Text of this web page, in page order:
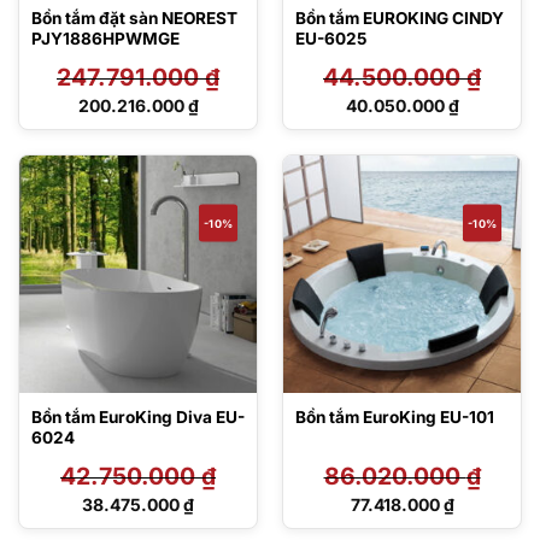
Bồn tắm đặt sàn NEOREST
PJY1886HPWMGE
247.791.000₫
Giá
247.791.000 ₫.
200.216.000₫
Giá
tại
là:
200.216.000 ₫.
Bồn tắm EUROKING CINDY
EU-6025
44.500.000₫
Giá
44.500.000 ₫.
40.050.000₫
Giá
là:
40.050.000 ₫.
-10%
Bồn tắm EuroKing Diva EU-
6024
42.750.000₫
Giá
38.475.000₫
Giá
-10%
Bồn tắm EuroKing EU-101
86.020.000₫
Giá
77.418.000₫
Giá